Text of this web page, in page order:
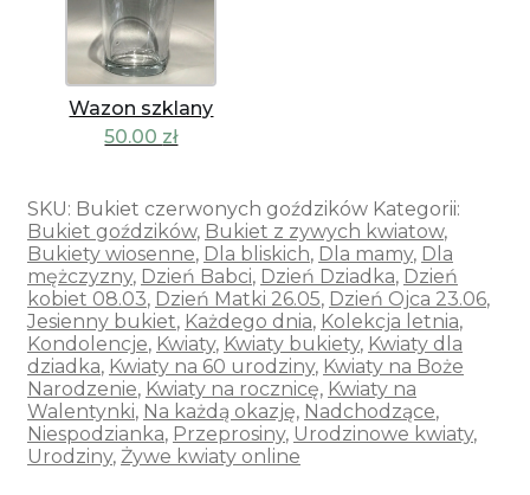
Wazon szklany
50.00 zł
SKU: Bukiet czerwonych goździków Kategorii:
Bukiet goździków, Bukiet z zywych kwiatow,
Bukiety wiosenne, Dla bliskich, Dla mamy, Dla
mężczyzny, Dzień Babci, Dzień Dziadka, Dzień
kobiet 08.03, Dzień Matki 26.05, Dzień Ojca 23.06,
Jesienny bukiet, Każdego dnia, Kolekcja letnia,
Kondolencje, Kwiaty, Kwiaty bukiety, Kwiaty dla
dziadka, Kwiaty na 60 urodziny, Kwiaty na Boże
Narodzenie, Kwiaty na rocznicę, Kwiaty na
Walentynki, Na każdą okazję, Nadchodzące,
Niespodzianka, Przeprosiny, Urodzinowe kwiaty,
Urodziny, Żywe kwiaty online